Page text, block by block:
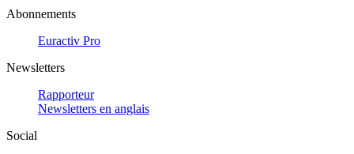
Abonnements
Euractiv Pro
Newsletters
Rapporteur
Newsletters en anglais
Social